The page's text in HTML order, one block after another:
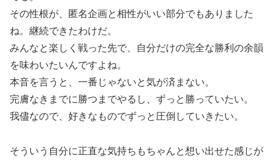
その性根が、匿名企画と相性がいい部分でもありました
ね。継続できたわけだ。
みんなと楽しく戦った先で、自分だけの完全な勝利の余韻
を味わいたいんですよね。
本音を言うと、一番じゃないと気が済まない。
完膚なきまでに勝つまでやるし、ずっと勝っていたい。
我儘なので、好きなものでずっと圧倒していきたい。
そういう自分に正直な気持ちもちゃんと想い出せた感じが